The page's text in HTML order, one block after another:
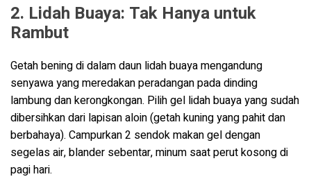
2. Lidah Buaya: Tak Hanya untuk
Rambut
Getah bening di dalam daun lidah buaya mengandung
senyawa yang meredakan peradangan pada dinding
lambung dan kerongkongan. Pilih gel lidah buaya yang sudah
dibersihkan dari lapisan aloin (getah kuning yang pahit dan
berbahaya). Campurkan 2 sendok makan gel dengan
segelas air, blander sebentar, minum saat perut kosong di
pagi hari.